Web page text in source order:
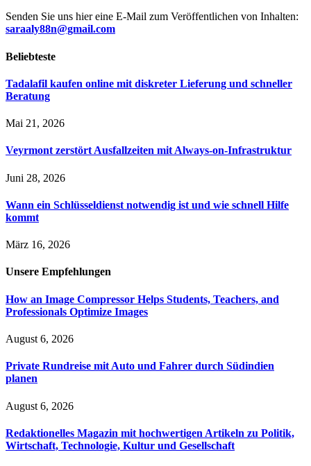
Senden Sie uns hier eine E-Mail zum Veröffentlichen von Inhalten:
saraaly88n@gmail.com
Beliebteste
Tadalafil kaufen online mit diskreter Lieferung und schneller
Beratung
Mai 21, 2026
Veyrmont zerstört Ausfallzeiten mit Always-on-Infrastruktur
Juni 28, 2026
Wann ein Schlüsseldienst notwendig ist und wie schnell Hilfe
kommt
März 16, 2026
Unsere Empfehlungen
How an Image Compressor Helps Students, Teachers, and
Professionals Optimize Images
August 6, 2026
Private Rundreise mit Auto und Fahrer durch Südindien
planen
August 6, 2026
Redaktionelles Magazin mit hochwertigen Artikeln zu Politik,
Wirtschaft, Technologie, Kultur und Gesellschaft